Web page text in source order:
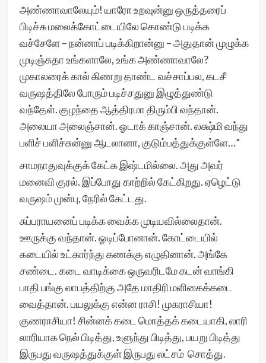
அண்ணாவாலேயும்! யாரோ உறவுன்னு ஒருத்தரைப்
பிடிச்சு மலைக்கோட்டையிலே கொண்டு படிக்க
வச்சேளே – நன்னாப் படிக்கிறான்னு – அதுதான் முழுக்க
முடிஞ்சுதா உங்களாலே, உங்க அண்ணாவாலே?
முகாலரைக் கால் கிணறு தாண்ட வச்சாப்பல, கடசீ
வருஷத்திலே போரும் படிச்சதுனு இழுத்துண்டு
வந்தேள். குழந்தை ஆத்திரமா திரும்பி வந்தான்.
அலையா அலைஞ்சான். ஓடாக் காஞ்சான். லக்ஷ்மி வந்து
பளிச் பளிச்சுன்னு ஆடலானா, குடும்பத்துக்குள்ளே…”
சாமநாதுவுக்குக் கேட்க இஷ்டமில்லை. அது அவர்
மனைவி குரல். இப்போது காற்றில் கேட்கிறது. ஏழெட்டு
வருஷம் முன்பு, நேரில் கேட்டது.
சுப்பராயனைப் படிக்க வைக்க முடியவில்லைதான்.
ஊருக்கு வந்தான். ஓடிப்போனான். கோட்டையில்
கடையில் உட்கார்ந்து கணக்கு எழுதினான். அங்கே
சண்டை. கடை வாடிக்கை ஒருவரிடமே கடன் வாங்கி
பாதி பங்கு லாபத்திற்கு அதே மாதிரி மளிகைக்கடை
வைத்தான். பயலுக்கு என்ன ராசி! முகராசியா!
குணராசியா! சின்னக் கடை மொத்தக் கடையாகி, லாரி
லாரியாக நெல் பிடித்து, உளுந்து பிடித்து, பயறு பிடித்து
இருபது வருஷத்துக்குள் இருபது லட்சம் சொத்து.